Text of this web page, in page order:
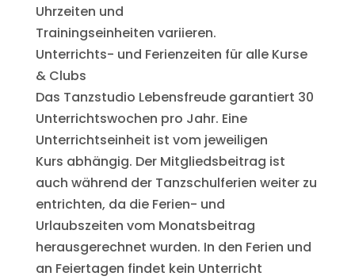
Uhrzeiten und
Trainingseinheiten variieren.
Unterrichts- und Ferienzeiten für alle Kurse
& Clubs
Das Tanzstudio Lebensfreude garantiert 30
Unterrichtswochen pro Jahr. Eine
Unterrichtseinheit ist vom jeweiligen
Kurs abhängig. Der Mitgliedsbeitrag ist
auch während der Tanzschulferien weiter zu
entrichten, da die Ferien- und
Urlaubszeiten vom Monatsbeitrag
herausgerechnet wurden. In den Ferien und
an Feiertagen findet kein Unterricht